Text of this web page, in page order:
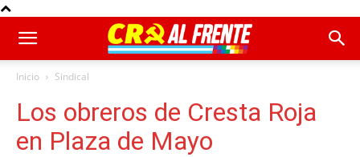
Inicio Sindical
Los obreros de Cresta Roja
en Plaza de Mayo